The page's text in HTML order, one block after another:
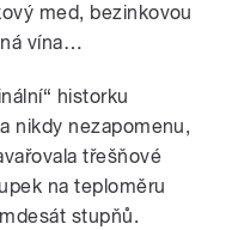
med, bezinkovou
vína…
historku
nikdy nezapomenu,
třešňové
na teploměru
stupňů.